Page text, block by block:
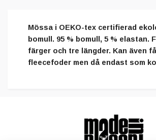
Mössa i OEKO-tex certifierad
bomull. 95 % bomull, 5 % elastan.
färger och tre längder. Kan även
fleecefoder men då endast som